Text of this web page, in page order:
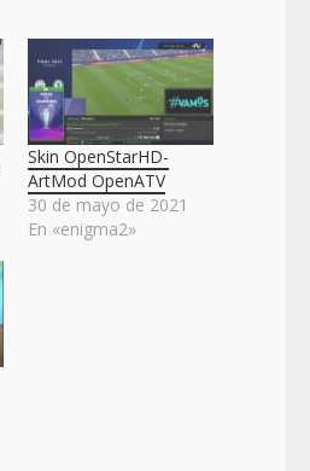
Skin OpenStarHD-
ArtMod OpenATV
30 de mayo de 2021
En «enigma2»